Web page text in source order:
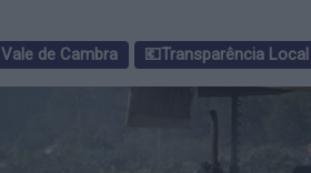
Vale de Cambra 💶Transparência Local